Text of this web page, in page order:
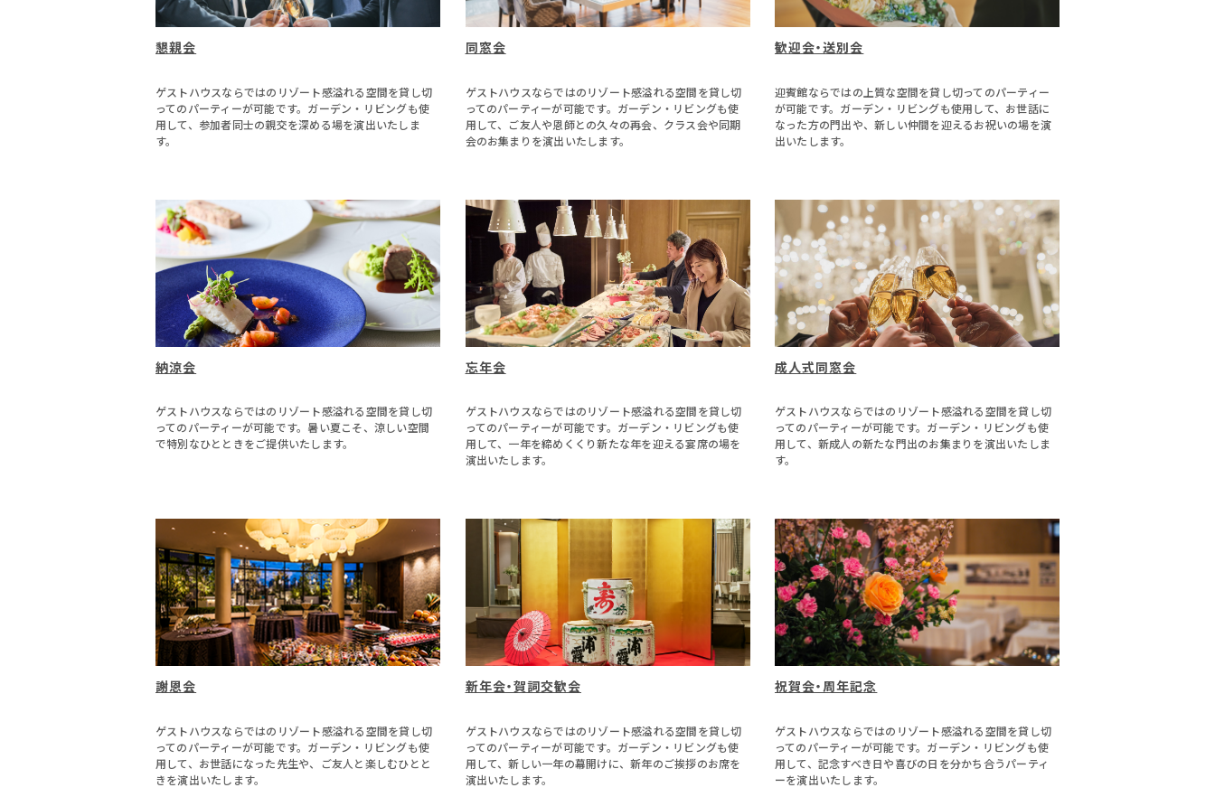
懇親会
ゲストハウスならではのリゾート感溢れる空間を貸し切
ってのパーティーが可能です。ガーデン・リビングも使
用して、参加者同士の親交を深める場を演出いたしま
す。
同窓会
ゲストハウスならではのリゾート感溢れる空間を貸し切
ってのパーティーが可能です。ガーデン・リビングも使
用して、ご友人や恩師との久々の再会、クラス会や同期
会のお集まりを演出いたします。
歓迎会・送別会
迎賓館ならではの上質な空間を貸し切ってのパーティー
が可能です。ガーデン・リビングも使用して、お世話に
なった方の門出や、新しい仲間を迎えるお祝いの場を演
出いたします。
納涼会
ゲストハウスならではのリゾート感溢れる空間を貸し切
ってのパーティーが可能です。暑い夏こそ、涼しい空間
で特別なひとときをご提供いたします。
忘年会
ゲストハウスならではのリゾート感溢れる空間を貸し切
ってのパーティーが可能です。ガーデン・リビングも使
用して、一年を締めくくり新たな年を迎える宴席の場を
演出いたします。
成人式同窓会
ゲストハウスならではのリゾート感溢れる空間を貸し切
ってのパーティーが可能です。ガーデン・リビングも使
用して、新成人の新たな門出のお集まりを演出いたしま
す。
謝恩会
ゲストハウスならではのリゾート感溢れる空間を貸し切
ってのパーティーが可能です。ガーデン・リビングも使
用して、お世話になった先生や、ご友人と楽しむひとと
きを演出いたします。
新年会・賀詞交歓会
ゲストハウスならではのリゾート感溢れる空間を貸し切
ってのパーティーが可能です。ガーデン・リビングも使
用して、新しい一年の幕開けに、新年のご挨拶のお席を
演出いたします。
祝賀会・周年記念
ゲストハウスならではのリゾート感溢れる空間を貸し切
ってのパーティーが可能です。ガーデン・リビングも使
用して、記念すべき日や喜びの日を分かち合うパーティ
ーを演出いたします。